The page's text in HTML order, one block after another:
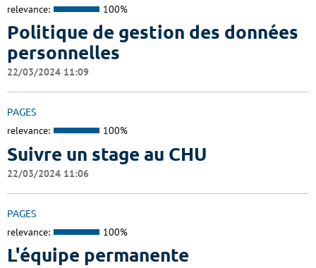
relevance: 100%
Politique de gestion des données
personnelles
22/03/2024 11:09
PAGES
relevance: 100%
Suivre un stage au CHU
22/03/2024 11:06
PAGES
relevance: 100%
L'équipe permanente